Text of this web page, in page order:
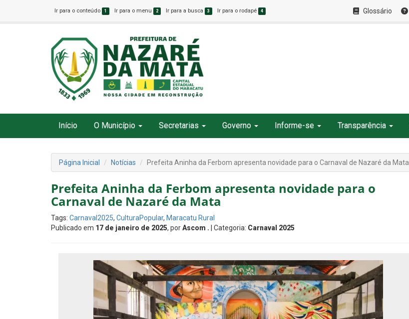
Ir para o conteúdo 1 Ir para o menu 2 Ir para a busca 3 Ir para o rodapé 4 Glossário
Início O Município Secretarias Governo Informe-se Transparência
Página Inicial Notícias Prefeita Aninha da Ferbom apresenta novidade para o Carnaval de Nazaré da Mata
Prefeita Aninha da Ferbom apresenta novidade para o
Carnaval de Nazaré da Mata
Tags: Carnaval2025, CulturaPopular, Maracatu Rural
Publicado em 17 de janeiro de 2025, porAscom . | Categoria: Carnaval 2025